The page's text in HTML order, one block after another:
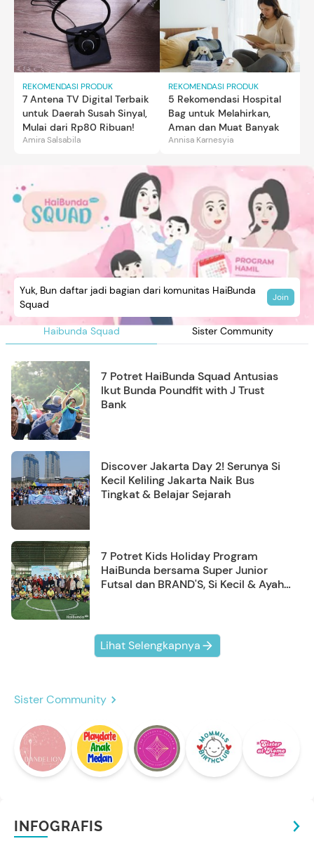
REKOMENDASI PRODUK
7 Antena TV Digital Terbaik
untuk Daerah Susah Sinyal,
Mulai dari Rp80 Ribuan!
Amira Salsabila
REKOMENDASI PRODUK
5 Rekomendasi Hospital
Bag untuk Melahirkan,
Aman dan Muat Banyak
Annisa Karnesyia
Haibunda Squad Sister Community
Yuk, Bun daftar jadi bagian dari komunitas HaiBunda
Squad
Join
7 Potret HaiBunda Squad Antusias
Ikut Bunda Poundfit with J Trust
Bank
Discover Jakarta Day 2! Serunya Si
Kecil Keliling Jakarta Naik Bus
Tingkat & Belajar Sejarah
7 Potret Kids Holiday Program
HaiBunda bersama Super Junior
Futsal dan BRAND'S, Si Kecil & Ayah
Lihat Selengkapnya
Sister Community
INFOGRAFIS